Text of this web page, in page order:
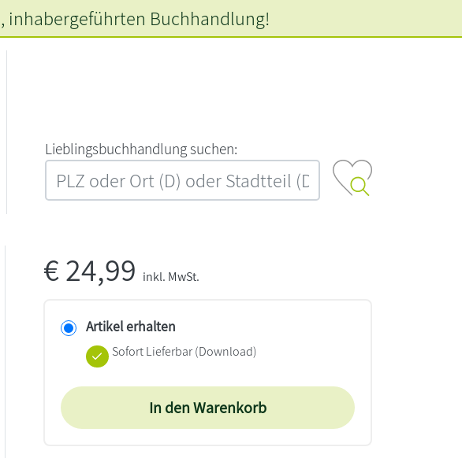
L‍i‍e‍b‍l‍i‍n‍g‍s‍b‍u‍c‍h‍h‍a‍n‍d‍l‍u‍n‍g‍ ‍s‍u‍c‍h‍e‍n‍:‍
, inhabergeführten Buchhandlung!
€24,99 inkl. MwSt.
Artikel erhalten
Sofort Lieferbar (Download)
In den Warenkorb